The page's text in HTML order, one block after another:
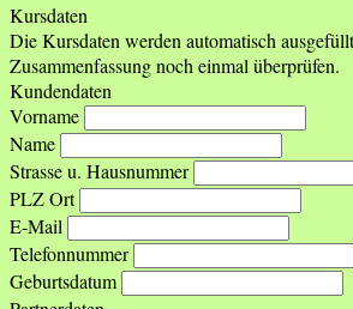
Kursdaten
Die Kursdaten werden automatisch
Zusammenfassung noch einmal überprüfen.
Kundendaten
Vorname
Name
Strasse u. Hausnummer
PLZ Ort
E-Mail
Telefonnummer
Geburtsdatum